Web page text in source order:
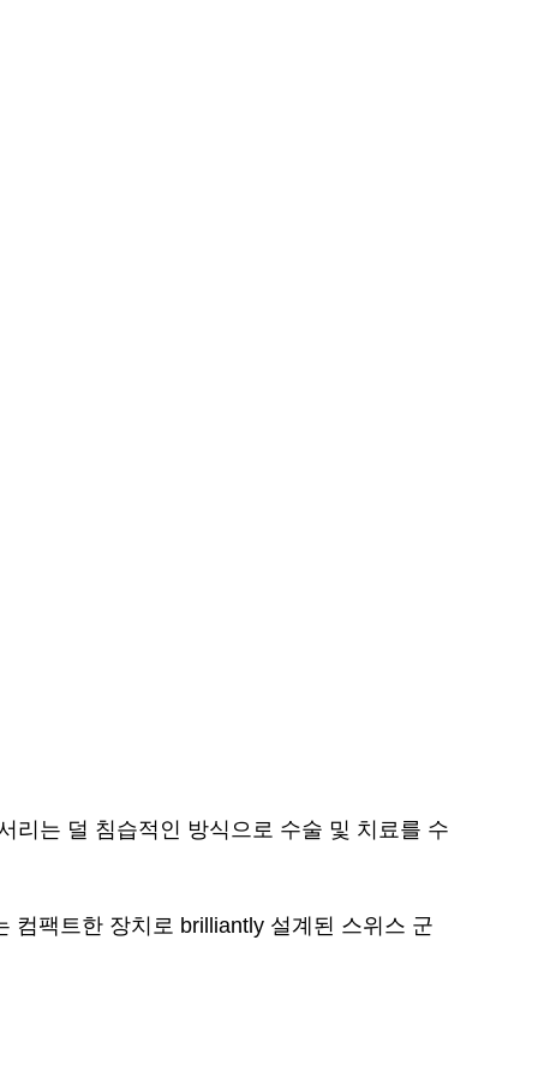
리는 덜 침습적인 방식으로 수술 및 치료를 수
컴팩트한 장치로 brilliantly 설계된 스위스 군